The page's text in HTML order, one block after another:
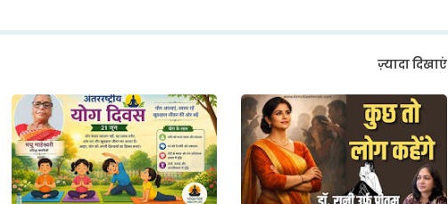
ज़्यादा दिखाएं